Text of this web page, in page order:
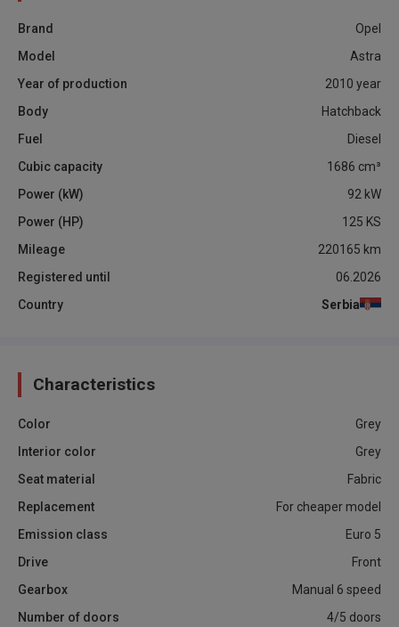
Brand
Opel
Model
Astra
Year of production
2010 year
Body
Hatchback
Fuel
Diesel
Cubic capacity
1686 cm³
Power (kW)
92 kW
Power (HP)
125 KS
Mileage
220165 km
Registered until
06.2026
Country
Serbia
Characteristics
Color
Grey
Interior color
Grey
Seat material
Fabric
Replacement
For cheaper model
Emission class
Euro 5
Drive
Front
Gearbox
Manual 6 speed
Number of doors
4/5 doors